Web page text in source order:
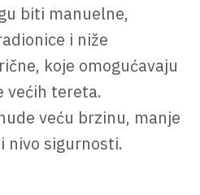
biti manuelne,
i niže
koje omogućavaju
većih tereta.
veću brzinu, manje
nivo sigurnosti.